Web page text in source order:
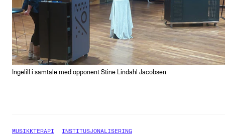
Ingelill i samtale med opponent Stine Lindahl Jacobsen.
MUSIKKTERAPI INSTITUSJONALISERING